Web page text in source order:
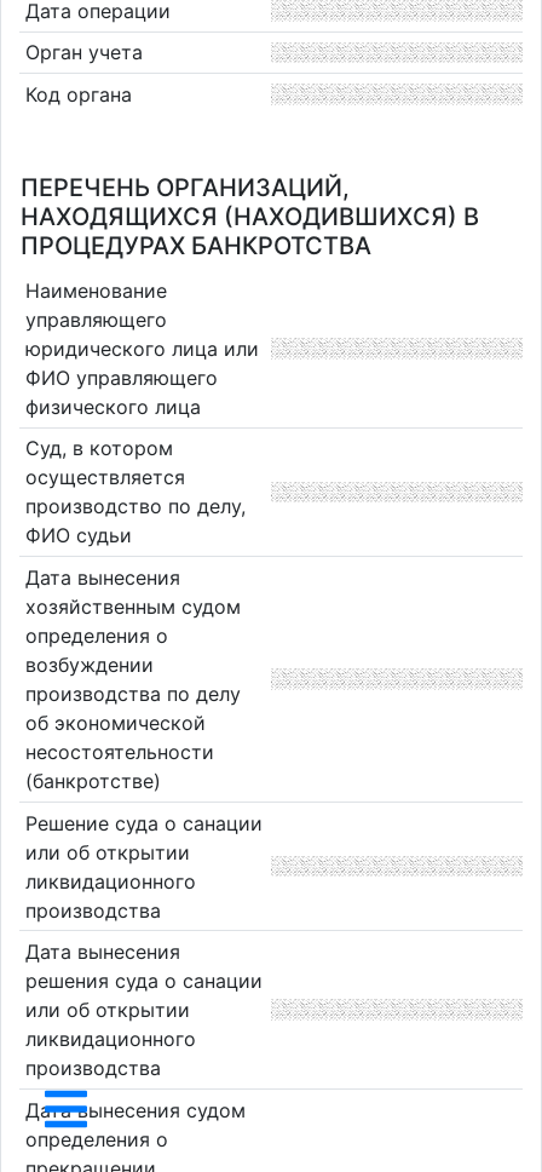
Дата операции
Орган учета
Код органа
ПЕРЕЧЕНЬ ОРГАНИЗАЦИЙ,
НАХОДЯЩИХСЯ (НАХОДИВШИХСЯ) В
ПРОЦЕДУРАХ БАНКРОТСТВА
Наименование
управляющего
юридического лица или
ФИО управляющего
физического лица
Суд, в котором
осуществляется
производство по делу,
ФИО судьи
Дата вынесения
хозяйственным судом
определения о
возбуждении
производства по делу
об экономической
несостоятельности
(банкротстве)
Решение суда о санации
или об открытии
ликвидационного
производства
Дата вынесения
решения суда о санации
или об открытии
ликвидационного
производства
Дата вынесения судом
определения о